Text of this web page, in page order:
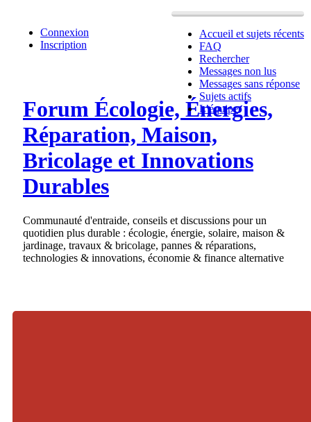
Accueil et sujets récents
FAQ
Rechercher
Messages non lus
Messages sans réponse
Sujets actifs
L’équipe
Connexion
Inscription
Forum Écologie, Énergies,
Réparation, Maison,
Bricolage et Innovations
Durables
Communauté d'entraide, conseils et discussions pour un
quotidien plus durable : écologie, énergie, solaire, maison &
jardinage, travaux & bricolage, pannes & réparations,
technologies & innovations, économie & finance alternative